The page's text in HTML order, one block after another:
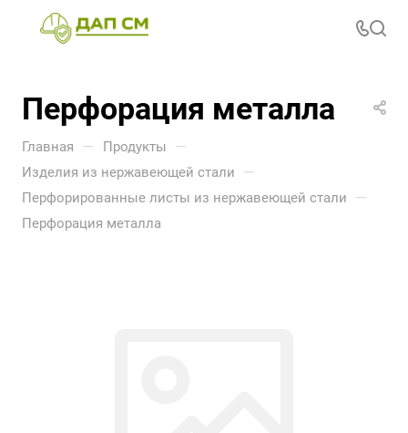
Перфорация металла
Главная — Продукты —
Изделия из нержавеющей стали —
Перфорированные листы из нержавеющей стали —
Перфорация металла